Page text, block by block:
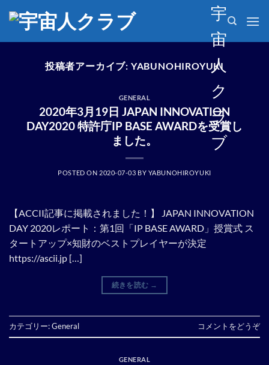
宇
宙
人
ク
ラ
ブ
投稿者アーカイブ: YABUNOHIROYUKI
GENERAL
2020年3月19日 JAPAN INNOVATION
DAY2020 特許庁IP BASE AWARDを受賞し
ました。
POSTED ON 2020-07-03 BY YABUNOHIROYUKI
【ACCII記事に掲載されました！】 JAPAN INNOVATION
DAY 2020レポート：第1回「IP BASE AWARD」授賞式 ス
タートアップ×知財のベストプレイヤーが決定
https://ascii.jp […]
続きを読む →
カテゴリー:General コメントをどうぞ
GENERAL